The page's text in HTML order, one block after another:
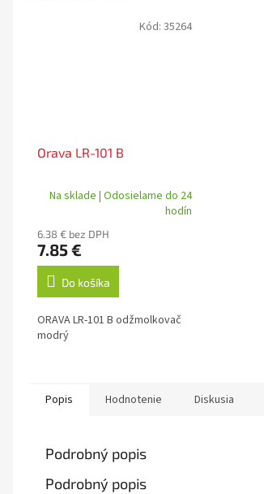
Orava LR-101 B
Na sklade | Odosielame do 24
hodín
6.38 € bez DPH
7.85 €
Do košíka
ORAVA LR-101 B odžmolkovač
modrý
Kód: 35264
Popis Hodnotenie Diskusia
Podrobný popis
Podrobný popis